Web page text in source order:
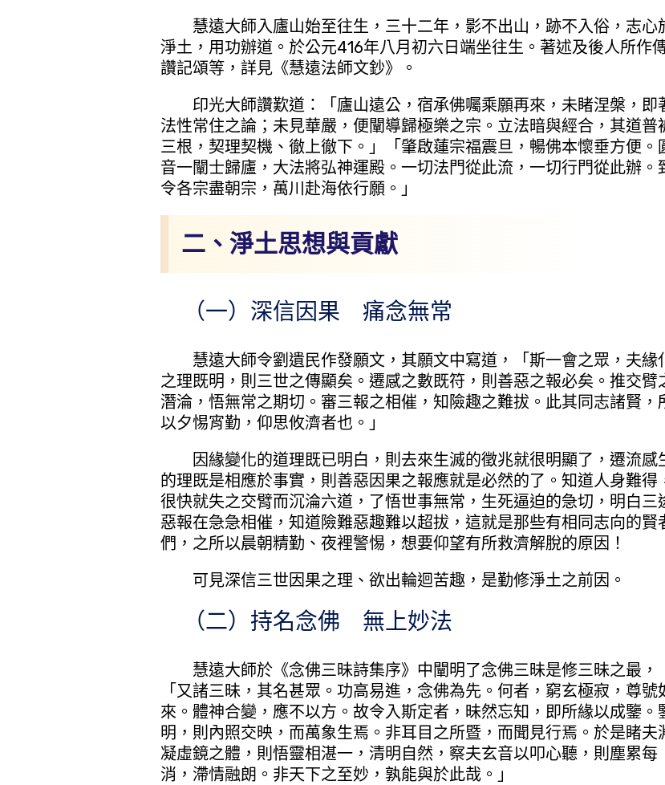
慧遠大師入廬山始至往生，三十二年，影不出山，跡不入俗，志心
淨土，用功辦道。於公元416年八月初六日端坐往生。著述及後人所作
讚記頌等，詳見《慧遠法師文鈔》。
印光大師讚歎道：「廬山遠公，宿承佛囑乘願再來，未睹涅槃，即
法性常住之論；未見華嚴，便闡導歸極樂之宗。立法暗與經合，其道普
三根，契理契機、徹上徹下。」「肇啟蓮宗福震旦，暢佛本懷垂方便。
音一闡士歸廬，大法將弘神運殿。一切法門從此流，一切行門從此辦。
令各宗盡朝宗，萬川赴海依行願。」
二、淨土思想與貢獻
（一）深信因果 痛念無常
慧遠大師令劉遺民作發願文，其願文中寫道，「斯一會之眾，夫緣
之理既明，則三世之傳顯矣。遷感之數既符，則善惡之報必矣。推交臂
潛淪，悟無常之期切。審三報之相催，知險趣之難拔。此其同志諸賢，
以夕惕宵勤，仰思攸濟者也。」
因緣變化的道理既已明白，則去來生滅的徵兆就很明顯了，遷流感
的理既是相應於事實，則善惡因果之報應就是必然的了。知道人身難得
很快就失之交臂而沉淪六道，了悟世事無常，生死逼迫的急切，明白三
惡報在急急相催，知道險難惡趣難以超拔，這就是那些有相同志向的賢
們，之所以晨朝精勤、夜裡警惕，想要仰望有所救濟解脫的原因！
可見深信三世因果之理、欲出輪迴苦趣，是勤修淨土之前因。
（二）持名念佛 無上妙法
慧遠大師於《念佛三昧詩集序》中闡明了念佛三昧是修三昧之最，
「又諸三昧，其名甚眾。功高易進，念佛為先。何者，窮玄極寂，尊號
來。體神合變，應不以方。故令入斯定者，昧然忘知，即所緣以成鑒。
明，則內照交映，而萬象生焉。非耳目之所暨，而聞見行焉。於是睹夫
凝虛鏡之體，則悟靈相湛一，清明自然，察夫玄音以叩心聽，則塵累每
消，滯情融朗。非天下之至妙，孰能與於此哉。」